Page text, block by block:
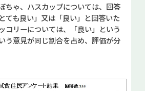
ちゃ、ハスカップについては、回答
ても良い」又は「良い」と回答いた
コリーについては、「良い」という
う意見が同じ割合を占め、評価が分